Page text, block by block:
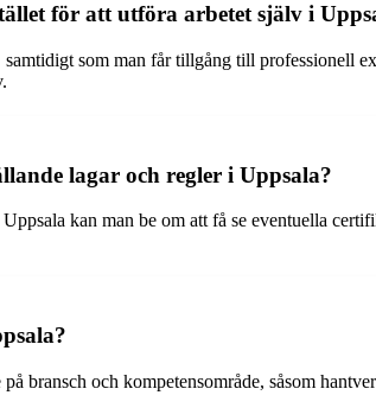
för att utföra arbetet själv i
som man får tillgång till professionell
lagar och regler i Uppsala?
kan man be om att få se eventuella
bransch och kompetensområde, såsom